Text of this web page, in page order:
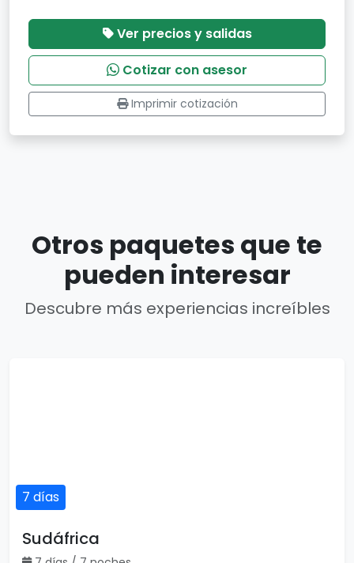
Ver precios y salidas
Cotizar con asesor
Imprimir cotización
Otros paquetes que te
pueden interesar
Descubre más experiencias increíbles
7 días
Sudáfrica